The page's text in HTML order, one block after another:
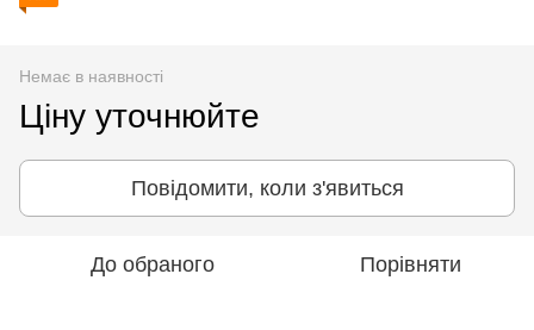
Немає в наявності
Ціну уточнюйте
Повідомити, коли з'явиться
До обраного Порівняти